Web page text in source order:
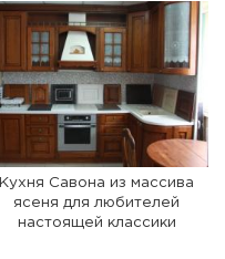
Кухня Савона из массива
ясеня для любителей
настоящей классики